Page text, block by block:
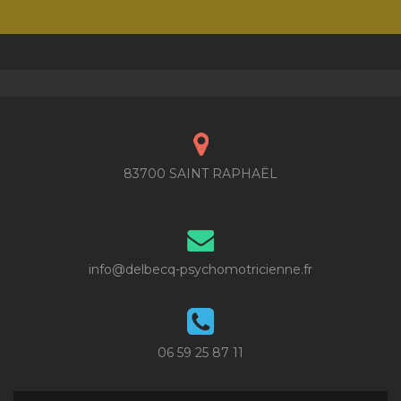
83700 SAINT RAPHAËL
info@delbecq-psychomotricienne.fr
06 59 25 87 11